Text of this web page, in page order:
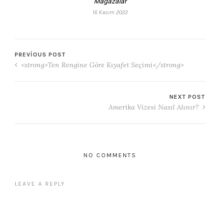
16 Kasım 2022
PREVIOUS POST
<strong>Ten Rengine Göre Kıyafet Seçimi</strong>
NEXT POST
Amerika Vizesi Nasıl Alınır?
NO COMMENTS
LEAVE A REPLY